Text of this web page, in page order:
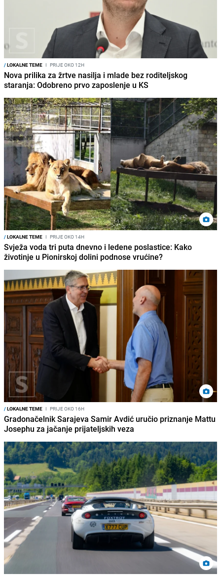
/LOKALNE TEME I PRIJE OKO 12H
Nova prilika za žrtve nasilja i mlade bez roditeljskog
staranja: Odobreno prvo zaposlenje u KS
/LOKALNE TEME I PRIJE OKO 14H
Svježa voda tri puta dnevno i ledene poslastice: Kako
životinje u Pionirskoj dolini podnose vrućine?
/LOKALNE TEME I PRIJE OKO 16H
Gradonačelnik Sarajeva Samir Avdić uručio priznanje Mattu
Josephu za jačanje prijateljskih veza